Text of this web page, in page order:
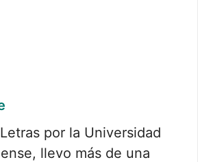
por la Universidad
llevo más de una